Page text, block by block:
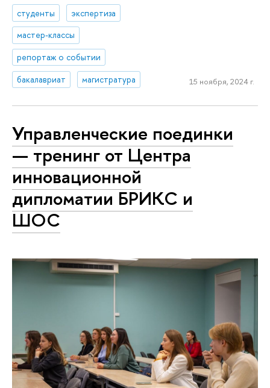
студенты
экспертиза
мастер-классы
репортаж о событии
бакалавриат
магистратура 15 ноября, 2024 г.
Управленческие поединки
— тренинг от Центра
инновационной
дипломатии БРИКС и
ШОС